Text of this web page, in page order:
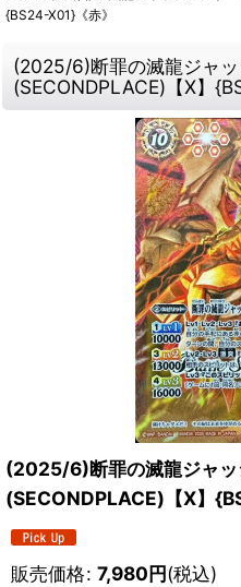
{BS24-X01}《赤》
(2025/6)断罪の滅龍ジャ
(SECONDPLACE)【X】
(2025/6)断罪の滅龍ジャッ
(SECONDPLACE)【X】
販売価格: 7,980円(税込)